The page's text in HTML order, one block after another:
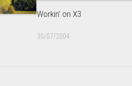
Workin’ on X3
30/07/2004